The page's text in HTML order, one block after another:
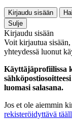
Kirjaudu sisään
Sulje
Kirjaudu sisään
Voit kirjautua
yhteydessä luonut
Käyttäjäprofiilissa
luomasi salasana.
Jos et ole aiemmin
rekisteröidyttävä